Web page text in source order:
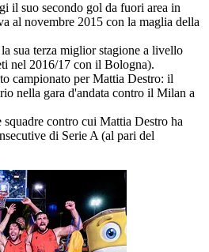
il suo secondo gol da fuori area in
al novembre 2015 con la maglia della
sua terza miglior stagione a livello
nel 2016/17 con il Bologna).
campionato per Mattia Destro: il
nella gara d'andata contro il Milan a
contro cui Mattia Destro ha
di Serie A (al pari del